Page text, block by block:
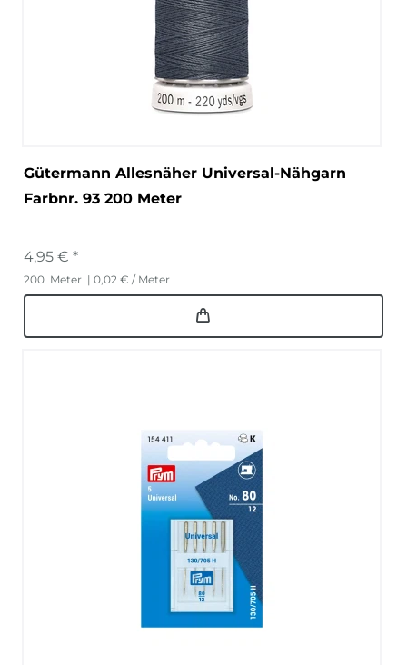
Gütermann Allesnäher Universal-Nähgarn
Farbnr. 93 200 Meter
4,95 € *
200 Meter | 0,02 € / Meter